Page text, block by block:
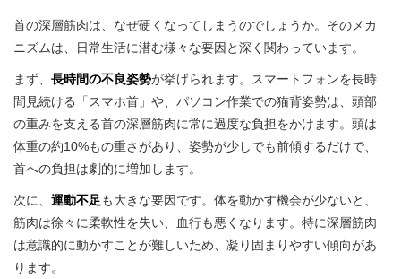
首の深層筋肉は、なぜ硬くなってしまうのでしょうか。そのメカ
ニズムは、日常生活に潜む様々な要因と深く関わっています。
まず、 長時間の不良姿勢が挙げられます。スマートフォンを長時
間見続ける「スマホ首」や、パソコン作業での猫背姿勢は、頭部
の重みを支える首の深層筋肉に常に過度な負担をかけます。頭は
体重の約10%もの重さがあり、姿勢が少しでも前傾するだけで、
首への負担は劇的に増加します。
次に、 運動不足も大きな要因です。体を動かす機会が少ないと、
筋肉は徐々に柔軟性を失い、血行も悪くなります。特に深層筋肉
は意識的に動かすことが難しいため、凝り固まりやすい傾向があ
ります。